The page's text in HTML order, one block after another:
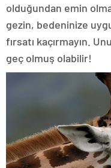
olduğundan emin
gezin, bedeninize
fırsatı kaçırmayın.
geç olmuş olabilir!